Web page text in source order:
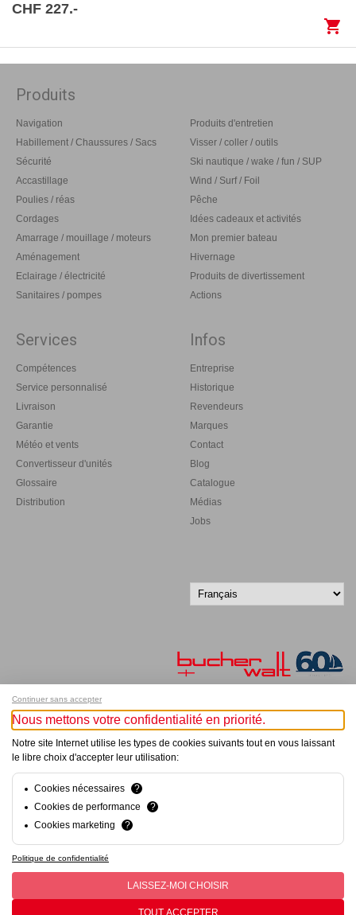
CHF 227.-
shopping_cart
Produits
Navigation
Habillement / Chaussures / Sacs
Sécurité
Accastillage
Poulies / réas
Cordages
Amarrage / mouillage / moteurs
Aménagement
Eclairage / électricité
Sanitaires / pompes
Produits d'entretien
Visser / coller / outils
Ski nautique / wake / fun / SUP
Wind / Surf / Foil
Pêche
Idées cadeaux et activités
Mon premier bateau
Hivernage
Produits de divertissement
Actions
Services
Compétences
Service personnalisé
Livraison
Garantie
Météo et vents
Convertisseur d'unités
Glossaire
Distribution
Infos
Entreprise
Historique
Revendeurs
Marques
Contact
Blog
Catalogue
Médias
Jobs
Inscrivez-vous à notre newsletter !
Tous droits réservés - Informations non contractuelles
hsolutions.ch
Continuer sans accepter
Nous mettons votre confidentialité en priorité.
Notre site Internet utilise les types de cookies suivants tout en vous laissant
le libre choix d'accepter leur utilisation:
Cookies nécessaires
?
Cookies de performance
?
Cookies marketing
?
Politique de confidentialité
LAISSEZ-MOI CHOISIR
TOUT ACCEPTER